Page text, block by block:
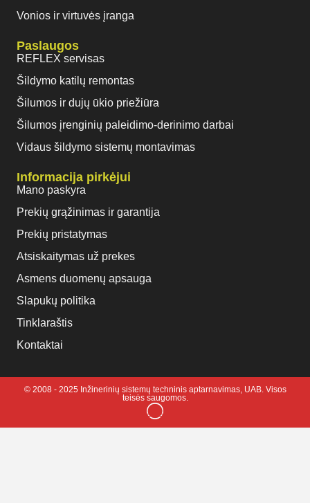
Vonios ir virtuvės įranga
Paslaugos
REFLEX servisas
Šildymo katilų remontas
Šilumos ir dujų ūkio priežiūra
Šilumos įrenginių paleidimo-derinimo darbai
Vidaus šildymo sistemų montavimas
Informacija pirkėjui
Mano paskyra
Prekių grąžinimas ir garantija
Prekių pristatymas
Atsiskaitymas už prekes
Asmens duomenų apsauga
Slapukų politika
Tinklaraštis
Kontaktai
© 2008 - 2025 Inžinerinių sistemų techninis aptarnavimas, UAB. Visos
teisės saugomos.